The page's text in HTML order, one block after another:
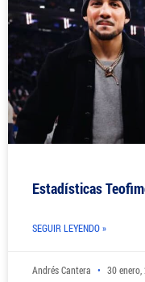
Estadísticas
SEGUIR LEYENDO »
Andrés Cantera 30 enero,